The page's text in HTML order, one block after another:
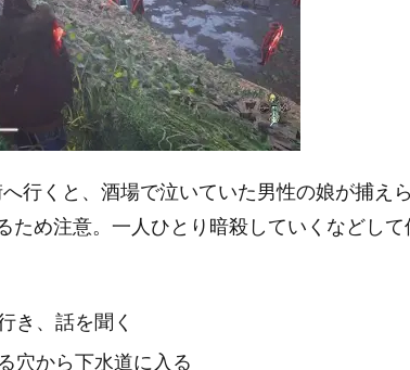
行くと、酒場で泣いていた男性の娘が捕え
ため注意。一人ひとり暗殺していくなどして
き、話を聞く
穴から下水道に入る